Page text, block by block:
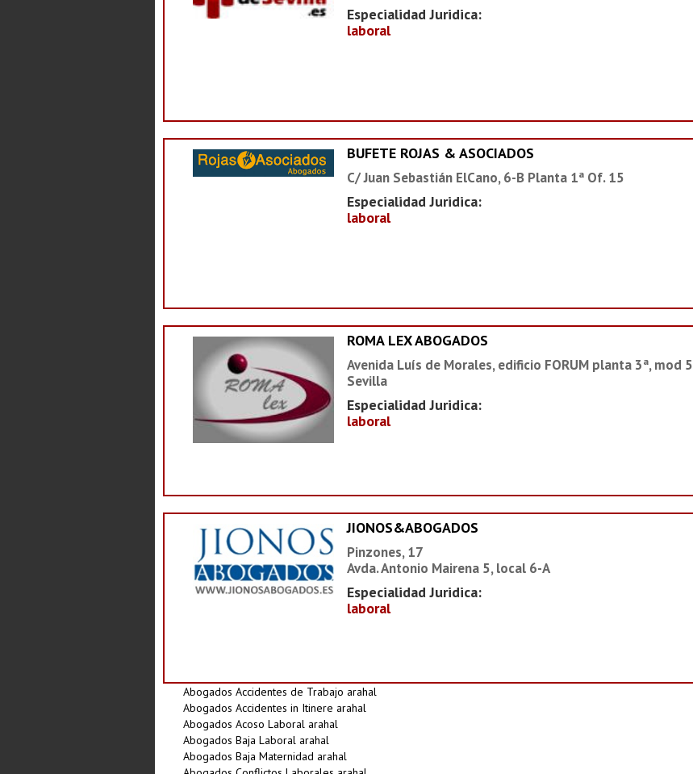
Especialidad Juridica:
laboral
BUFETE ROJAS & ASOCIADOS
C/ Juan Sebastián ElCano, 6-B Planta 1ª Of. 15
Especialidad Juridica:
laboral
ROMA LEX ABOGADOS
Avenida Luís de Morales, edificio FORUM planta 3ª, mod 5
Sevilla
Especialidad Juridica:
laboral
JIONOS&ABOGADOS
Pinzones, 17
Avda. Antonio Mairena 5, local 6-A
Especialidad Juridica:
laboral
Abogados Accidentes de Trabajo arahal
Abogados Accidentes in Itinere arahal
Abogados Acoso Laboral arahal
Abogados Baja Laboral arahal
Abogados Baja Maternidad arahal